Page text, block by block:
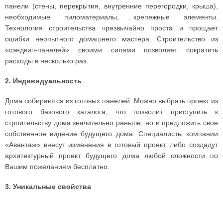
панели (стены, перекрытия, внутренние перегородки, крыша),
необходимые пиломатериалы, крепежные элементы.
Технология строительства чрезвычайно проста и прощает
ошибки неопытного домашнего мастера. Строительство из
«сэндвич-панелей» своими силами позволяет сократить
расходы в несколько раз.
2. Индивидуальность
Дома собираются из готовых панелей. Можно выбрать проект из
готового базового каталога, что позволит приступить к
строительству дома значительно раньше, но и предложить свое
собственное видение будущего дома. Специалисты компании
«Авантаж» внесут изменения в готовый проект, либо создадут
архитектурный проект будущего дома любой сложности по
Вашим пожеланиям бесплатно.
3. Уникальные свойства